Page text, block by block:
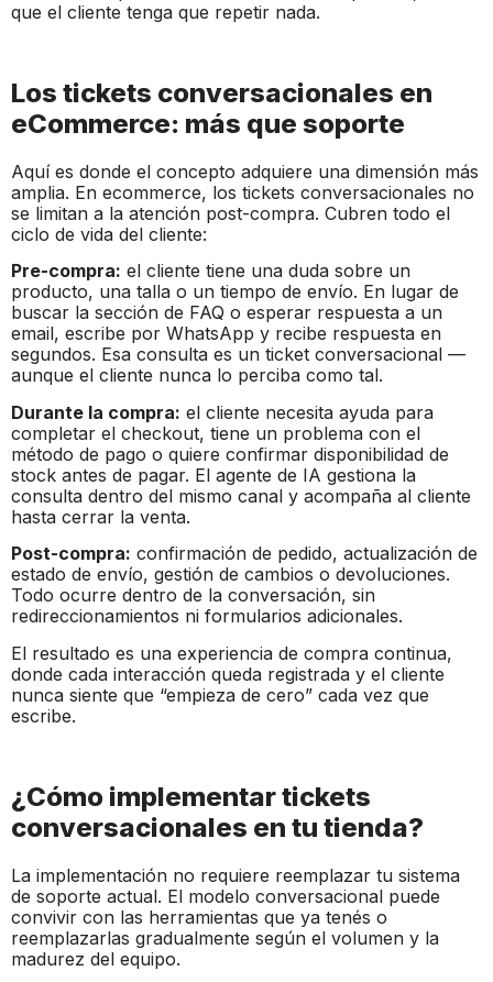
que el cliente tenga que repetir nada.
Los tickets conversacionales en
eCommerce: más que soporte
Aquí es donde el concepto adquiere una dimensión más
amplia. En ecommerce, los tickets conversacionales no
se limitan a la atención post-compra. Cubren todo el
ciclo de vida del cliente:
Pre-compra: el cliente tiene una duda sobre un
producto, una talla o un tiempo de envío. En lugar de
buscar la sección de FAQ o esperar respuesta a un
email, escribe por WhatsApp y recibe respuesta en
segundos. Esa consulta es un ticket conversacional —
aunque el cliente nunca lo perciba como tal.
Durante la compra: el cliente necesita ayuda para
completar el checkout, tiene un problema con el
método de pago o quiere confirmar disponibilidad de
stock antes de pagar. El agente de IA gestiona la
consulta dentro del mismo canal y acompaña al cliente
hasta cerrar la venta.
Post-compra: confirmación de pedido, actualización de
estado de envío, gestión de cambios o devoluciones.
Todo ocurre dentro de la conversación, sin
redireccionamientos ni formularios adicionales.
El resultado es una experiencia de compra continua,
donde cada interacción queda registrada y el cliente
nunca siente que “empieza de cero” cada vez que
escribe.
¿Cómo implementar tickets
conversacionales en tu tienda?
La implementación no requiere reemplazar tu sistema
de soporte actual. El modelo conversacional puede
convivir con las herramientas que ya tenés o
reemplazarlas gradualmente según el volumen y la
madurez del equipo.